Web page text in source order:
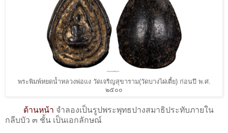
พระพิมพ์หยดน้ำหลวงพ่อแง วัดเจริญสุขาราม(วัดบางไผ่เตี้ย) ก่อนปี พ.ศ.
๒๕๐๐
ด้านหน้า จำลองเป็นรูปพระพุทธปางสมาธิประทับภายใน
กลีบบัว ๓ ชั้น เป็นเอกลักษณ์